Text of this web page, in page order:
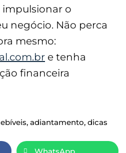
impulsionar o
negócio. Não perca
mesmo:
e tenha
financeira
, adiantamento, dicas
WhatsApp